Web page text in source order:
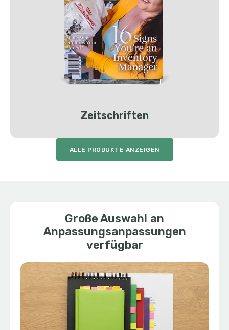
Zeitschriften
ALLE PRODUKTE ANZEIGEN
Große Auswahl an
Anpassungsanpassungen
verfügbar